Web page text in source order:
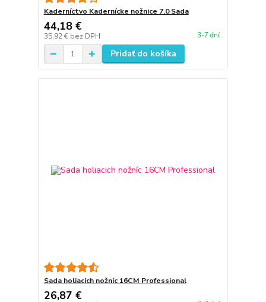
Kaderníctvo Kadernícke nožnice 7.0 Sada
44,18 €
35,92 € bez DPH 3-7 dní
Pridať do košíka
Sada holiacich nožníc 16CM Professional
26,87 €